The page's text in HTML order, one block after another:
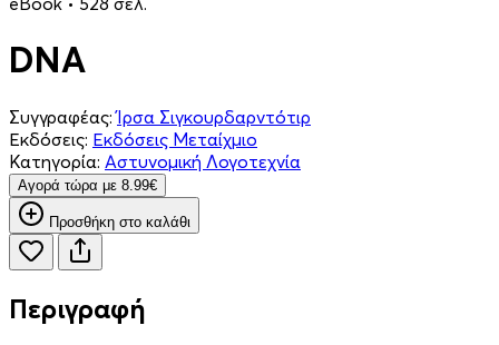
DNA
Συγγραφέας: Ίρσα Σιγκουρδαρντότιρ
Εκδόσεις: Εκδόσεις Μεταίχμιο
Κατηγορία: Αστυνομική Λογοτεχνία
Aγορά τώρα με 8.99€
Προσθήκη στο καλάθι
Περιγραφή